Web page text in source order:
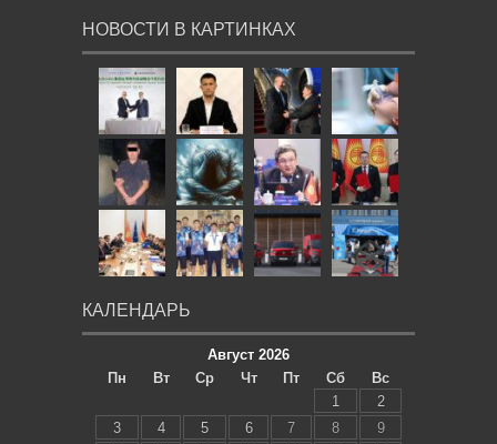
НОВОСТИ В КАРТИНКАХ
КАЛЕНДАРЬ
Август 2026
Пн
Вт Ср Чт Пт Сб
Вс
1
2
3
4 5 6 7 8
9